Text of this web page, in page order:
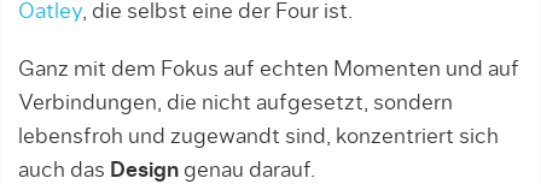
Oatley, die selbst eine der Four ist.
Ganz mit dem Fokus auf echten Momenten und auf
Verbindungen, die nicht aufgesetzt, sondern
lebensfroh und zugewandt sind, konzentriert sich
auch das Design genau darauf.